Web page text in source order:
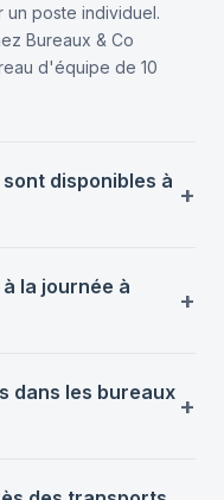
un poste individuel.
Bureaux & Co
d'équipe de 10
disponibles à
la journée à
dans les bureaux